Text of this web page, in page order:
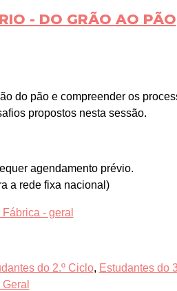
- DO GRÃO AO PÃO
do pão e compreender os
propostos nesta sessão.
agendamento prévio.
a rede fixa nacional)
- geral
do 2.º Ciclo, Estudantes do